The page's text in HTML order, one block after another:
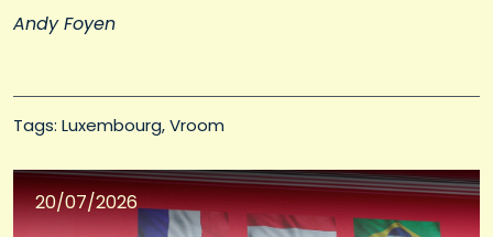
Andy Foyen
Tags: Luxembourg Vroom
20/07/2026